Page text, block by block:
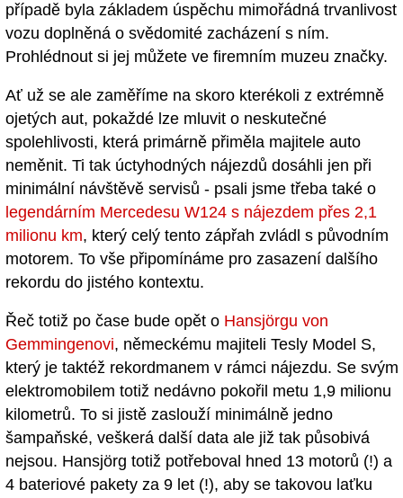
případě byla základem úspěchu mimořádná trvanlivost
vozu doplněná o svědomité zacházení s ním.
Prohlédnout si jej můžete ve firemním muzeu značky.
Ať už se ale zaměříme na skoro kterékoli z extrémně
ojetých aut, pokaždé lze mluvit o neskutečné
spolehlivosti, která primárně přiměla majitele auto
neměnit. Ti tak úctyhodných nájezdů dosáhli jen při
minimální návštěvě servisů - psali jsme třeba také o
legendárním Mercedesu W124 s nájezdem přes 2,1
milionu km, který celý tento zápřah zvládl s původním
motorem. To vše připomínáme pro zasazení dalšího
rekordu do jistého kontextu.
Řeč totiž po čase bude opět o Hansjörgu von
Gemmingenovi, německému majiteli Tesly Model S,
který je taktéž rekordmanem v rámci nájezdu. Se svým
elektromobilem totiž nedávno pokořil metu 1,9 milionu
kilometrů. To si jistě zaslouží minimálně jedno
šampaňské, veškerá další data ale již tak působivá
nejsou. Hansjörg totiž potřeboval hned 13 motorů (!) a
4 bateriové pakety za 9 let (!), aby se takovou laťku